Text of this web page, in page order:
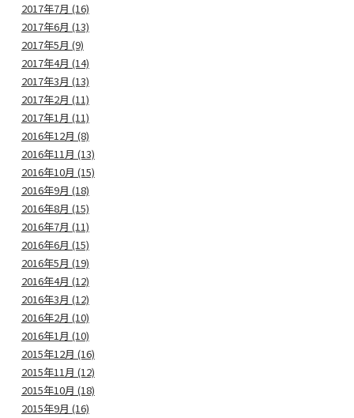
2017年7月 (16)
2017年6月 (13)
2017年5月 (9)
2017年4月 (14)
2017年3月 (13)
2017年2月 (11)
2017年1月 (11)
2016年12月 (8)
2016年11月 (13)
2016年10月 (15)
2016年9月 (18)
2016年8月 (15)
2016年7月 (11)
2016年6月 (15)
2016年5月 (19)
2016年4月 (12)
2016年3月 (12)
2016年2月 (10)
2016年1月 (10)
2015年12月 (16)
2015年11月 (12)
2015年10月 (18)
2015年9月 (16)